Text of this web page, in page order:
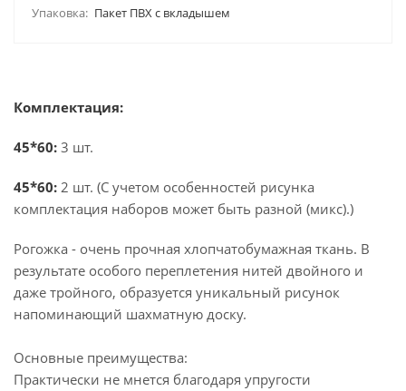
Упаковка: Пакет ПВХ с вкладышем
Комплектация:
45*60: 3 шт.
45*60: 2 шт. (С учетом особенностей рисунка
комплектация наборов может быть разной (микс).)
Рогожка - очень прочная хлопчатобумажная ткань. В
результате особого переплетения нитей двойного и
даже тройного, образуется уникальный рисунок
напоминающий шахматную доску.
Основные преимущества:
Практически не мнется благодаря упругости